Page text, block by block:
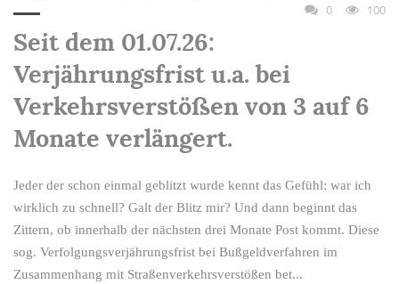
0
100
Seit dem 01.07.26:
Verjährungsfrist u.a. bei
Verkehrsverstößen von 3 auf 6
Monate verlängert.
Jeder der schon einmal geblitzt wurde kennt das Gefühl: war ich
wirklich zu schnell? Galt der Blitz mir? Und dann beginnt das
Zittern, ob innerhalb der nächsten drei Monate Post kommt. Diese
sog. Verfolgungsverjährungsfrist bei Bußgeldverfahren im
Zusammenhang mit Straßenverkehrsverstößen bet...